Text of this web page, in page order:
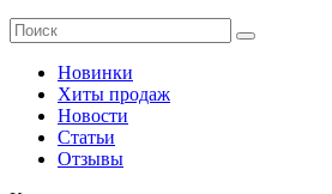
Новинки
Хиты продаж
Новости
Статьи
Отзывы